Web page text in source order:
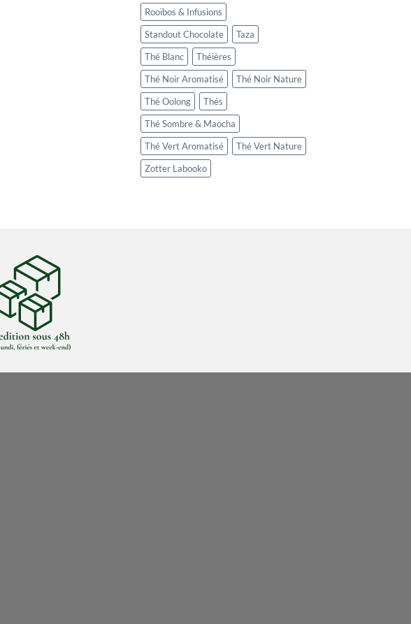
Rooïbos & Infusions
Standout Chocolate
Taza
Thé Blanc
Théières
Thé Noir Aromatisé
Thé Noir Nature
Thé Oolong
Thés
Thé Sombre & Maocha
Thé Vert Aromatisé
Thé Vert Nature
Zotter Labooko